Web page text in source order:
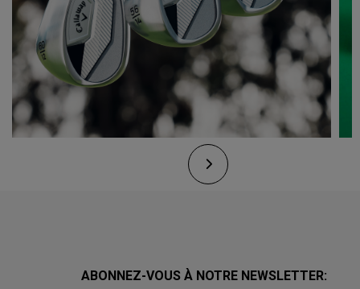
ABONNEZ-VOUS À NOTRE NEWSLETTER: